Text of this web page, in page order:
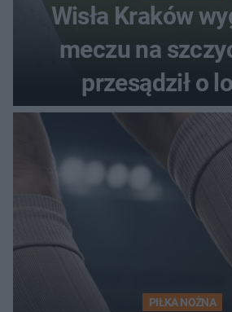
Wisła Kraków
meczu na
przesądził o
PIŁKA NOŻNA